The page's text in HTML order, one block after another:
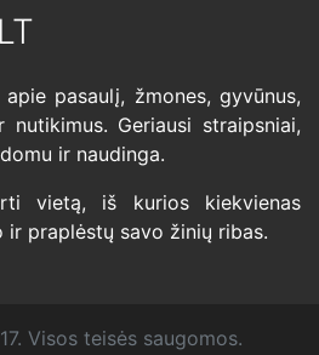
pasaulį, žmones, gyvūnus,
nutikimus. Geriausi straipsniai,
ir naudinga.
vietą, iš kurios kiekvienas
ir praplėstų savo žinių ribas.
Visos teisės saugomos.